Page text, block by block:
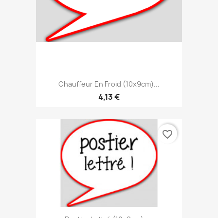
Chauffeur En Froid (10x9cm)...
4,13 €
favorite_border